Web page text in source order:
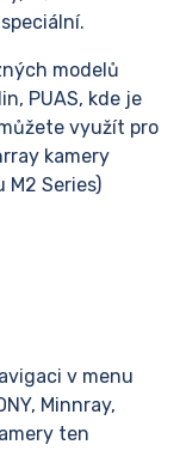
modelů
PUAS, kde je
využít pro
kamery
M2 Series)
v menu
Minnray,
ten